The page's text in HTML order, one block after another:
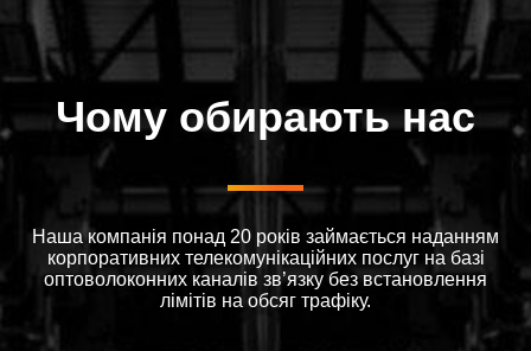
Чому обирають нас
Наша компанія понад 20 років займається наданням
корпоративних телекомунікаційних послуг на базі
оптоволоконних каналів зв’язку без встановлення
лімітів на обсяг трафіку.